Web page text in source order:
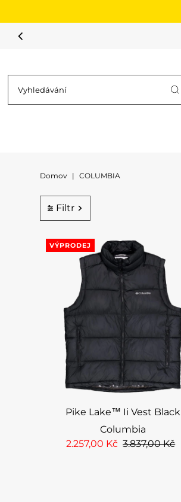
Domov | COLUMBIA
Filtr
VÝPRODEJ
Pike Lake™ Ii Vest Black
Columbia
2.257,00 Kč 3.837,00 Kč